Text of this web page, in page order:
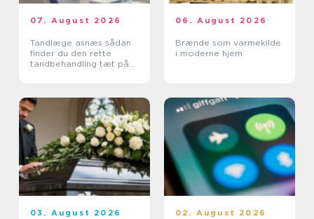
07. August 2026
Tandlæge asnæs sådan
finder du den rette
tandbehandling tæt på
06. August 2026
Brænde som varmekilde
i moderne hjem
03. August 2026 02. August 2026